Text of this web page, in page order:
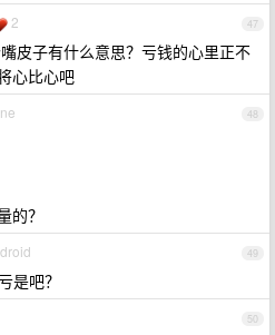
47
2
皮子有什么意思？亏钱的心里正不
心比心吧
48
的？
49
是吧？
50